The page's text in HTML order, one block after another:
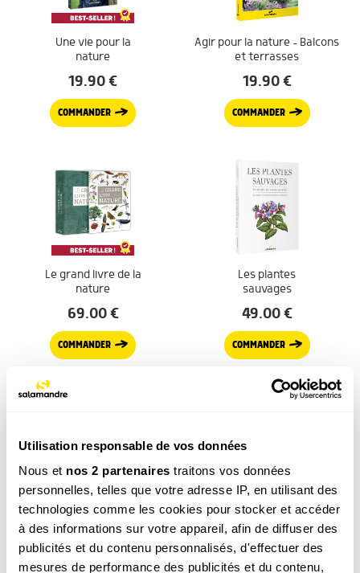
Utilisation responsable de vos données
Nous et nos 2 partenaires traitons vos données
personnelles, telles que votre adresse IP, en utilisant des
technologies comme les cookies pour stocker et accéder
à des informations sur votre appareil, afin de diffuser des
publicités et du contenu personnalisés, d'effectuer des
mesures de performance des publicités et du contenu,
Une vie pour la
nature
19.90€
COMMANDER
Agir pour la nature – Balcons
et terrasses
19.90€
COMMANDER
Le grand livre de la
nature
69.00€
COMMANDER
Les plantes
sauvages
49.00€
COMMANDER
DÉCOUVRIR TOUS NOS PRODUITS
Poursuivez votre découverte
8 superpouvoirs de la bardane